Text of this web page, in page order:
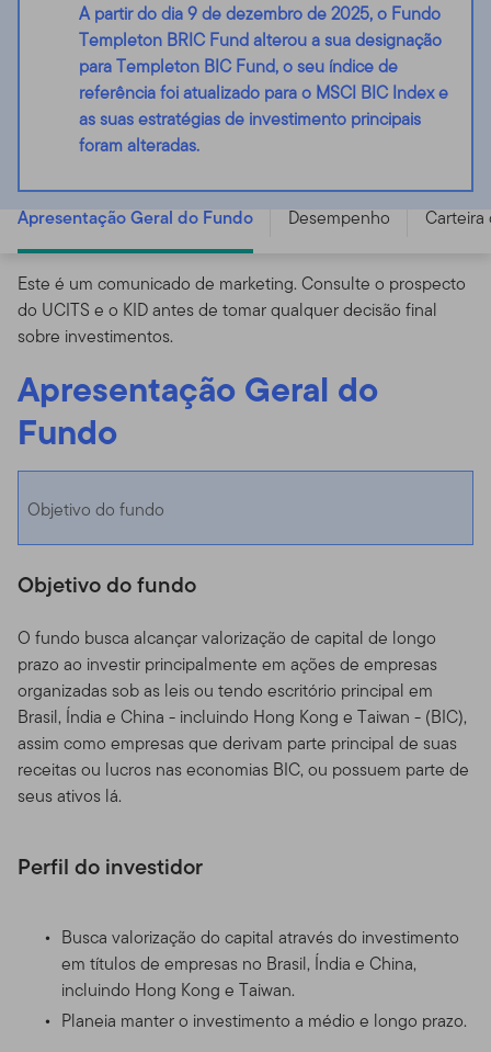
A partir do dia 9 de dezembro de 2025, o Fundo
Templeton BRIC Fund alterou a sua designação
para Templeton BIC Fund, o seu índice de
referência foi atualizado para o MSCI BIC Index e
as suas estratégias de investimento principais
foram alteradas.
Apresentação Geral do Fundo Desempenho
Este é um comunicado de marketing. Consulte o prospecto
do UCITS e o KID antes de tomar qualquer decisão final
sobre investimentos.
Apresentação Geral do
Fundo
Objetivo do fundo
Objetivo do fundo
O fundo busca alcançar valorização de capital de longo
prazo ao investir principalmente em ações de empresas
organizadas sob as leis ou tendo escritório principal em
Brasil, Índia e China - incluindo Hong Kong e Taiwan - (BIC),
assim como empresas que derivam parte principal de suas
receitas ou lucros nas economias BIC, ou possuem parte de
seus ativos lá.
Perfil do investidor
Busca valorização do capital através do investimento
em títulos de empresas no Brasil, Índia e China,
incluindo Hong Kong e Taiwan.
Planeia manter o investimento a médio e longo prazo.